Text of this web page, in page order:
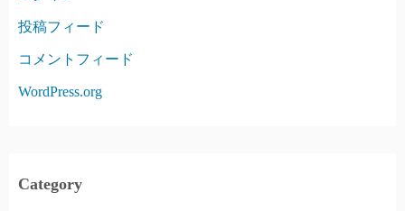
投稿フィード
コメントフィード
WordPress.org
Category